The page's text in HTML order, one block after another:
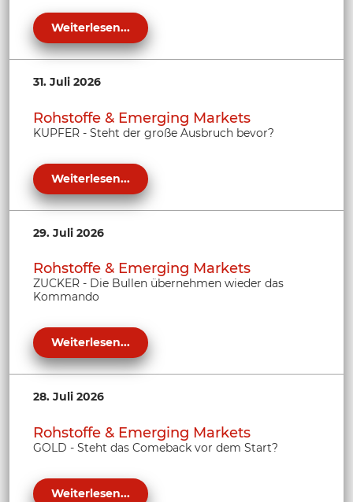
Weiterlesen...
31. Juli 2026
Rohstoffe & Emerging Markets
KUPFER - Steht der große Ausbruch bevor?
Weiterlesen...
29. Juli 2026
Rohstoffe & Emerging Markets
ZUCKER - Die Bullen übernehmen wieder das
Kommando
Weiterlesen...
28. Juli 2026
Rohstoffe & Emerging Markets
GOLD - Steht das Comeback vor dem Start?
Weiterlesen...